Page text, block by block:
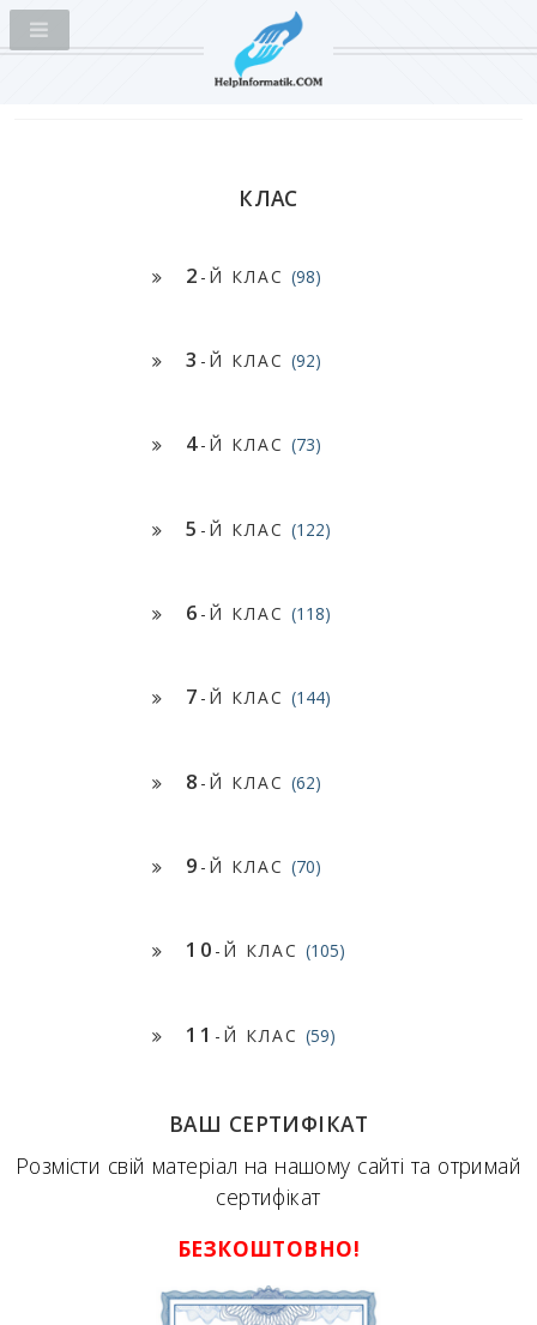
КЛАС
2 -Й КЛАС (98)
3 -Й КЛАС (92)
4-Й КЛАС (73)
5 -Й КЛАС (122)
6 -Й КЛАС (118)
7 -Й КЛАС (144)
8 -Й КЛАС (62)
9 -Й КЛАС (70)
10 -Й КЛАС (105)
11 -Й КЛАС (59)
ВАШ СЕРТИФІКАТ
Розмісти свій матеріал на нашому сайті та отримай
сертифікат
БЕЗКОШТОВНО!